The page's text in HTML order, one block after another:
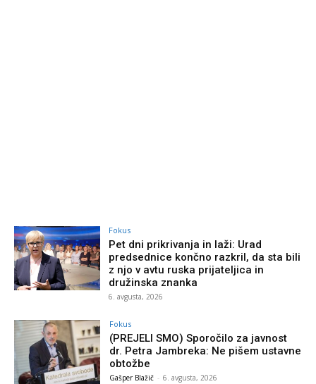
Fokus
Pet dni prikrivanja in laži: Urad
predsednice končno razkril, da sta bili
z njo v avtu ruska prijateljica in
družinska znanka
6. avgusta, 2026
Fokus
(PREJELI SMO) Sporočilo za javnost
dr. Petra Jambreka: Ne pišem ustavne
obtožbe
Gašper Blažič - 6. avgusta, 2026